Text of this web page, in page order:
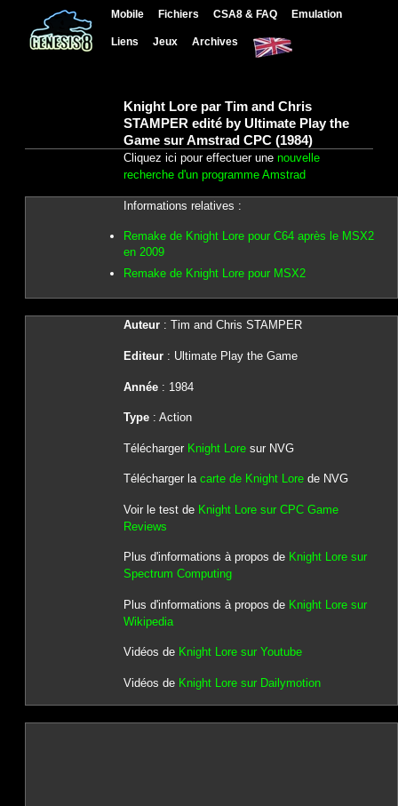
Mobile Fichiers CSA8 & FAQ Emulation
Liens Jeux Archives
Knight Lore par Tim and Chris
STAMPER edité by Ultimate Play the
Game sur Amstrad CPC (1984)
Cliquez ici pour effectuer une nouvelle
recherche d'un programme Amstrad
Informations relatives :
Remake de Knight Lore pour C64 après le MSX2
en 2009
Remake de Knight Lore pour MSX2
Auteur: Tim and Chris STAMPER
Editeur: Ultimate Play the Game
Année: 1984
Type: Action
Télécharger Knight Loresur NVG
Télécharger la carte de Knight Lorede NVG
Voir le test de Knight Lore sur CPC Game
Reviews
Plus d'informations à propos de Knight Lore sur
Spectrum Computing
Plus d'informations à propos de Knight Lore sur
Wikipedia
Vidéos de Knight Lore sur Youtube
Vidéos de Knight Lore sur Dailymotion